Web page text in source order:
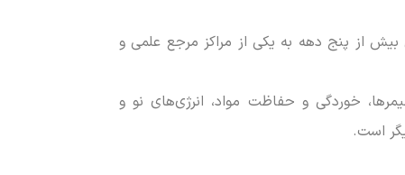
بیش از پنج دهه به یکی از مراکز مرجع علمی و
خوردگی و حفاظت مواد، انرژی‌های نو و
است.